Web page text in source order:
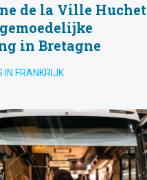
de la Ville Huchet
in Bretagne
IN FRANKRIJK